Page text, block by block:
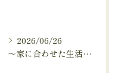
2026/06/26
～家に合わせた生活から、生活に合わせた便利な暮らしへ～